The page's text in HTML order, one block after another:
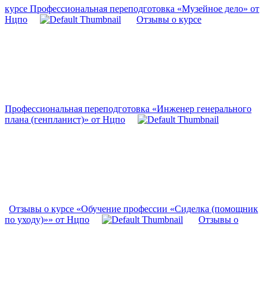
курсе Профессиональная переподготовка «Музейное дело» от
Нцпо
Отзывы о курсе
Профессиональная переподготовка «Инженер генерального
плана (генпланист)» от Нцпо
Отзывы о курсе «Обучение профессии «Сиделка (помощник
по уходу)»» от Нцпо
Отзывы о